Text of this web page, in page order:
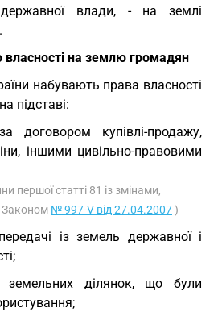
державної влади, - на землі
власності на землю громадян
набувають права власності
підставі:
договором купівлі-продажу,
іншими цивільно-правовими
першої статті 81 із змінами,
Законом № 997-V від 27.04.2007)
із земель державної і
земельних ділянок, що були